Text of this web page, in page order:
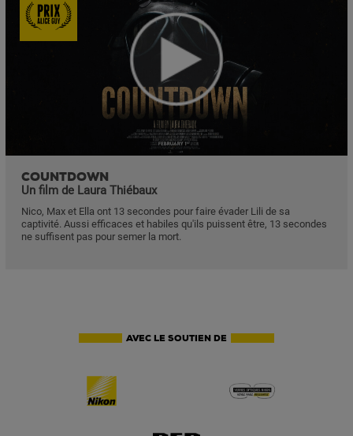
COUNTDOWN
Un film de Laura Thiébaux
Nico, Max et Ella ont 13 secondes pour faire évader Lili de sa
captivité. Aussi efficaces et habiles qu'ils puissent être, 13 secondes
ne suffisent pas pour semer la mort.
AVEC LE SOUTIEN DE